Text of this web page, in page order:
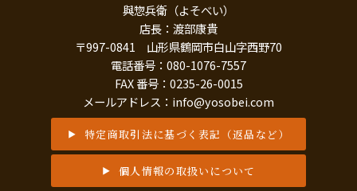
與惣兵衛（よそべい）
店長：渡部康貴
〒997-0841 山形県鶴岡市白山字西野70
電話番号：080-1076-7557
FAX 番号：0235-26-0015
メールアドレス：info@yosobei.com
特定商取引法に基づく表記（返品など）
個人情報の取扱いについて